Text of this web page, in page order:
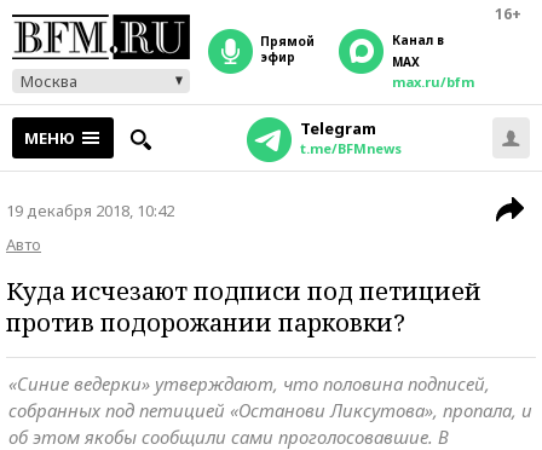
16+
Москва
прямой
эфир
Канал в
MAX
max.ru/bfm
МЕНЮ Telegram
t.me/BFMnews
19 декабря 2018, 10:42
Авто
Куда исчезают подписи под петицией
против подорожании парковки?
«Синие ведерки» утверждают, что половина подписей,
собранных под петицией «Останови Ликсутова», пропала, и
об этом якобы сообщили сами проголосовавшие. В